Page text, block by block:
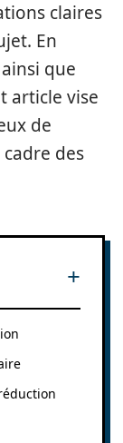
claires
En
que
article vise
de
des